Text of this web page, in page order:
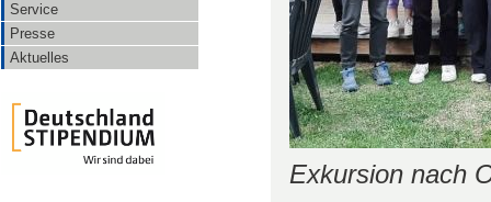
Service
Presse
Aktuelles
Exkursion nach